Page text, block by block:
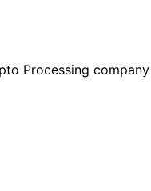
Processing company